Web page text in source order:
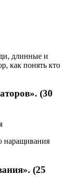
длинные и
как понять кто
(30
наращивания
(25